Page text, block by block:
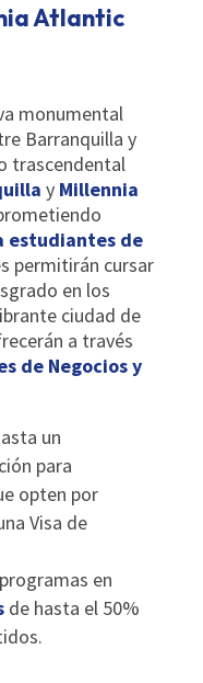
Atlantic
monumental
Barranquilla y
trascendental
y Millennia
estudiantes de
permitirán cursar
en los
ciudad de
a través
de Negocios y
un
para
opten por
Visa de
en
de hasta el 50%